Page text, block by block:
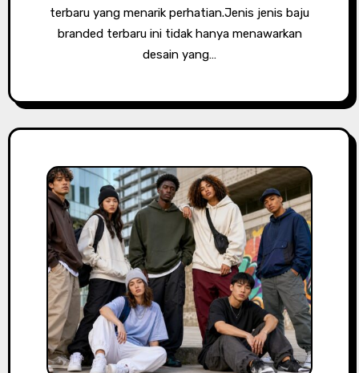
terbaru yang menarik perhatian.Jenis jenis baju
branded terbaru ini tidak hanya menawarkan
desain yang…